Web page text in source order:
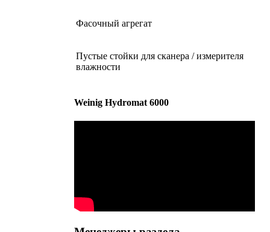
Фасочный агрегат
Пустые стойки для сканера / измерителя
влажности
Weinig Hydromat 6000